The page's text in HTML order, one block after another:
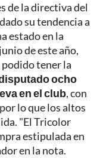
de la directiva del
su tendencia a
estado en la
de este año,
tener la
ocho
en el club, con
lo que los altos
"El Tricolor
estipulada en
en la nota.